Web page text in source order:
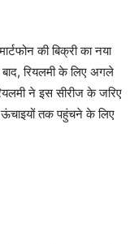
की बिक्री का नया
रियलमी के लिए अगले
ने इस सीरीज के जरिए
ऊंचाइयों तक पहुंचने के लिए